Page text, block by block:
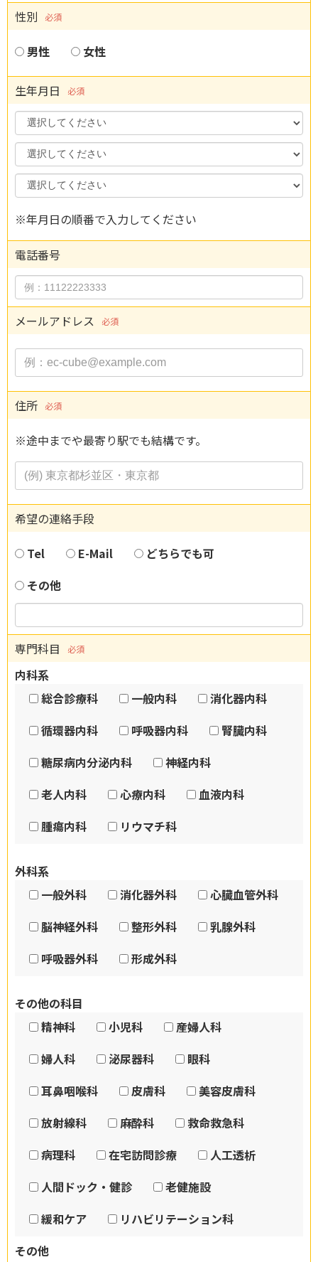
性別 必須
男性 女性
生年月日 必須
Year
Month
Day
※年月日の順番で入力してください
電話番号
メールアドレス 必須
住所 必須
※途中までや最寄り駅でも結構です。
希望の連絡手段
Tel E-Mail
どちらでも可
その他
専門科目 必須
内科系
総合診療科
一般内科
消化器内科
循環器内科
呼吸器内科
腎臓内科
糖尿病内分泌内科
神経内科
老人内科
心療内科
血液内科
腫瘍内科
リウマチ科
外科系
一般外科
消化器外科
心臓血管外科
脳神経外科
整形外科
乳腺外科
呼吸器外科
形成外科
その他の科目
精神科
小児科
産婦人科
婦人科
泌尿器科
眼科
耳鼻咽喉科
皮膚科
美容皮膚科
放射線科
麻酔科
救命救急科
病理科
在宅訪問診療
人工透析
人間ドック・健診
老健施設
緩和ケア
リハビリテーション科
その他